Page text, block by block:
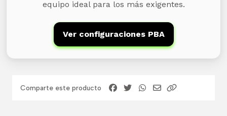
equipo ideal para los más exigentes.
Ver configuraciones PBA
Comparte este producto